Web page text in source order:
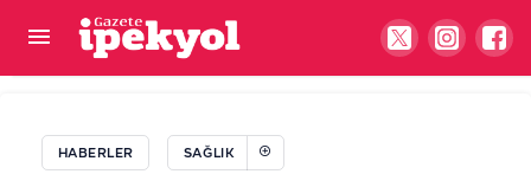
HABERLER SAĞLIK
Gebelere yaz uyarısı: Sıvı tüketimine dikkat